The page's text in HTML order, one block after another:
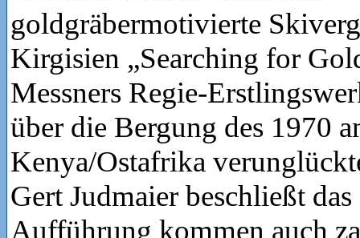
goldgräbermotivierte
Kirgisien „Searching for
Messners Regie-
über die Bergung des 1970
Kenya/Ostafrika
Gert Judmaier beschließt
Aufführung kommen auch